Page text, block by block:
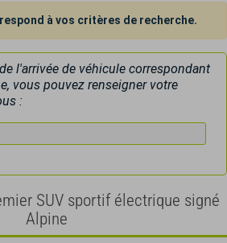
à vos critères de recherche.
l'arrivée de véhicule correspondant
vous pouvez renseigner votre
:
SUV sportif électrique signé
Alpine